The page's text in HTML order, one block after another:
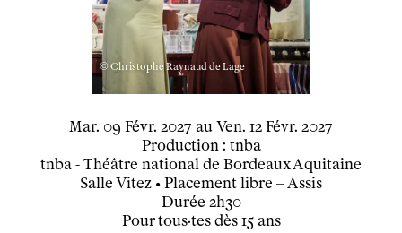
© Christophe Raynaud de Lage
du
mardi
Mar. 09 février
Févr. 2027 au au
vendredi
Ven. 12 février
Févr. 2027
Production : tnba
tnba - Théâtre national de Bordeaux Aquitaine
Salle Vitez • Placement libre – Assis
Durée 2h30
Pour tous·tes dès 15 ans
Classe Égalité
Stages de théâtre gratuits
Insertion professionnelle
Soutenir l'école
Infos pratiques
Horaires et contacts
Tarifs, cartes et pass
Arriver au tnba
Accessibilité